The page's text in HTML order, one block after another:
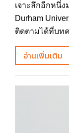
เจาะลึกอีกหนึ่ง
Durham
ติดตามได้ที่บท
อ่านเพิ่มเติม